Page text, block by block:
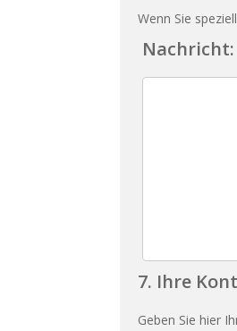
Wenn Sie
Nachricht:
7. Ihre
Geben Sie hier